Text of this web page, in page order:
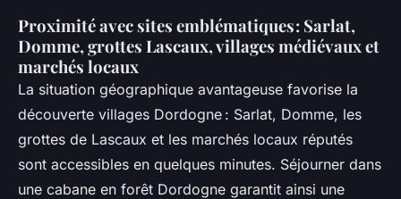
Proximité avec sites emblématiques : Sarlat,
Domme, grottes Lascaux, villages médiévaux et
marchés locaux
La situation géographique avantageuse favorise la
découverte villages Dordogne : Sarlat, Domme, les
grottes de Lascaux et les marchés locaux réputés
sont accessibles en quelques minutes. Séjourner dans
une cabane en forêt Dordogne garantit ainsi une